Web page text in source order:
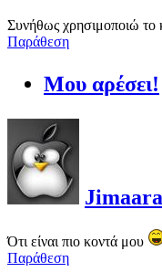
Συνήθως χρησιμοποιώ το
Παράθεση
Μου αρέσει!
Ότι είναι πιο κοντά μου
Παράθεση